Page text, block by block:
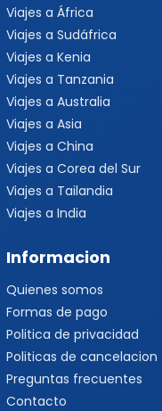
Viajes a África
Viajes a Sudáfrica
Viajes a Kenia
Viajes a Tanzania
Viajes a Australia
Viajes a Asia
Viajes a China
Viajes a Corea del Sur
Viajes a Tailandia
Viajes a India
Informacion
Quienes somos
Formas de pago
Politica de privacidad
Politicas de cancelacion
Preguntas frecuentes
Contacto